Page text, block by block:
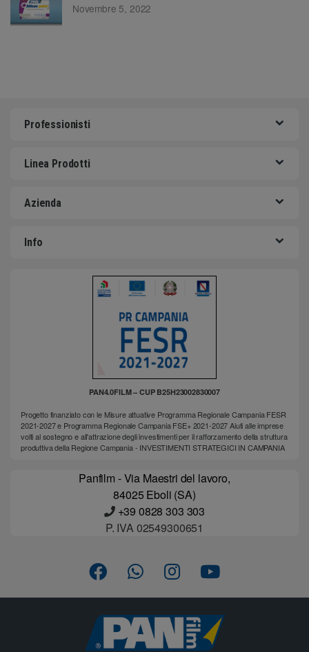
Novembre 5, 2022
Professionisti
Linea Prodotti
Azienda
Info
PAN4.0FILM – CUP B25H23002830007
Progetto finanziato con le Misure attuative Programma Regionale Campania FESR
2021-2027 e Programma Regionale Campania FSE+ 2021-2027 Aiuti alle imprese
volti al sostegno e all'attrazione degli investimenti per il rafforzamento della struttura
produttiva della Regione Campania - INVESTIMENTI STRATEGICI IN CAMPANIA
Panfilm - Via Maestri del lavoro,
84025 Eboli (SA)
+39 0828 303 303
P. IVA 02549300651